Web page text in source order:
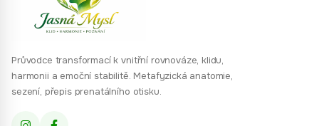
Průvodce transformací k vnitřní rovnováze, klidu,
harmonii a emoční stabilitě. Metafyzická anatomie,
sezení, přepis prenatálního otisku.